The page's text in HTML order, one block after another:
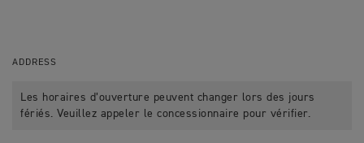
ADDRESS
Les horaires d’ouverture peuvent changer lors des jours
fériés. Veuillez appeler le concessionnaire pour vérifier.